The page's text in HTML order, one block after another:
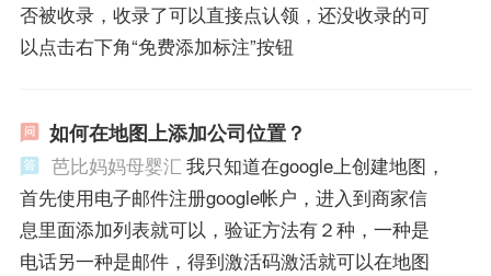
否被收录，收录了可以直接点认领，还没收录的可
以点击右下角“免费添加标注”按钮
如何在地图上添加公司位置？
芭比妈妈母婴汇 我只知道在google上创建地图，
首先使用电子邮件注册google帐户，进入到商家信
息里面添加列表就可以，验证方法有２种，一种是
电话另一种是邮件，得到激活码激活就可以在地图